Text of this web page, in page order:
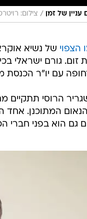
עניין של זמן / צילום:
הצפוי של נשיא
גורם ישראלי
עם יו"ר הכנסת
הרוסי תתקיים
המתוכנן. אחד
גם הוא בפני חברי